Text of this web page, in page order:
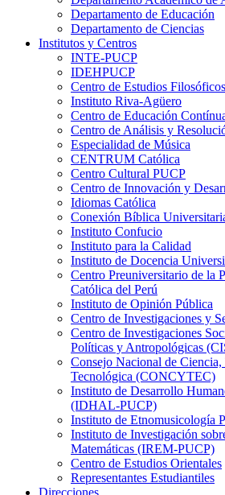
Departamento de Educación
Departamento de Ciencias
Institutos y Centros
INTE-PUCP
IDEHPUCP
Centro de Estudios Filosóficos
Instituto Riva-Agüero
Centro de Educación
Centro de Análisis y
Especialidad de Música
CENTRUM Católica
Centro Cultural PUCP
Centro de Innovación y
Idiomas Católica
Conexión Bíblica
Instituto Confucio
Instituto para la Calidad
Instituto de Docencia
Centro Preuniversitario de la
Católica del Perú
Instituto de Opinión Pública
Centro de Investigaciones y
Centro de Investigaciones
Políticas y Antropológicas
Consejo Nacional de
Tecnológica (CONCYTEC)
Instituto de Desarrollo
(IDHAL-PUCP)
Instituto de Etnomusicología
Instituto de Investigación
Matemáticas (IREM-PUCP)
Centro de Estudios Orientales
Representantes Estudiantiles
Direcciones